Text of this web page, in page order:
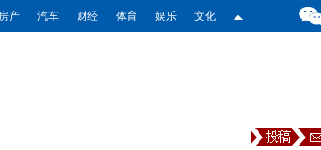
房产 汽车 财经 体育 娱乐 文化